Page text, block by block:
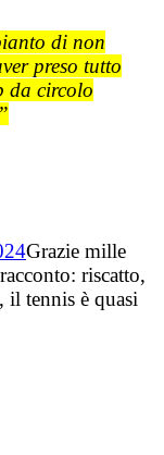
di non
preso tutto
da circolo
Grazie mille
riscatto,
il tennis è quasi